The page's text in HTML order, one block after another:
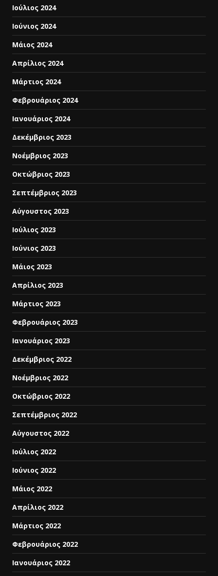
Ιούλιος 2024
Ιούνιος 2024
Μάιος 2024
Απρίλιος 2024
Μάρτιος 2024
Φεβρουάριος 2024
Ιανουάριος 2024
Δεκέμβριος 2023
Νοέμβριος 2023
Οκτώβριος 2023
Σεπτέμβριος 2023
Αύγουστος 2023
Ιούλιος 2023
Ιούνιος 2023
Μάιος 2023
Απρίλιος 2023
Μάρτιος 2023
Φεβρουάριος 2023
Ιανουάριος 2023
Δεκέμβριος 2022
Νοέμβριος 2022
Οκτώβριος 2022
Σεπτέμβριος 2022
Αύγουστος 2022
Ιούλιος 2022
Ιούνιος 2022
Μάιος 2022
Απρίλιος 2022
Μάρτιος 2022
Φεβρουάριος 2022
Ιανουάριος 2022